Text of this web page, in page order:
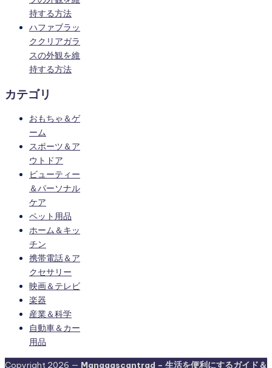
持する方法
ハファブラッ
ククリアガラ
スの外観を維
持する方法
カテゴリ
おもちゃ＆ゲ
ーム
スポーツ＆ア
ウトドア
ビューティー
＆パーソナル
ケア
ペット用品
ホーム＆キッ
チン
携帯電話＆ア
クセサリー
映画＆テレビ
楽器
産業＆科学
自動車＆カー
用品
Copyright 2026 — Mangaascantrad – 生活を便利にするガイド＆